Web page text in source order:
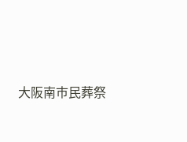
大阪南市民葬祭